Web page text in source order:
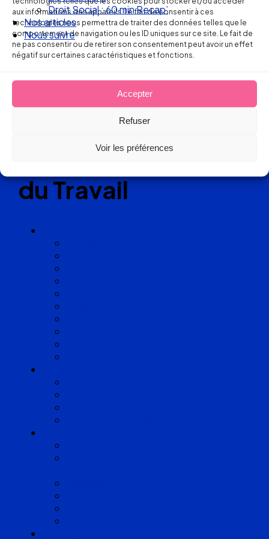
aux informations des appareils. Le fait de consentir à ces
technologies nous permettra de traiter des données telles que le
comportement de navigation ou les ID uniques sur ce site. Le fait de
ne pas consentir ou de retirer son consentement peut avoir un effet
négatif sur certaines caractéristiques et fonctions.
Accepter
Refuser
Voir les préférences
Droit Social : 60 min Recap’
Nos articles
Nous suivre
Réseau
de cabinets
d’avocats
en Droit
du Travail